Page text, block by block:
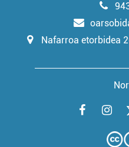
Nafarroa etorbidea